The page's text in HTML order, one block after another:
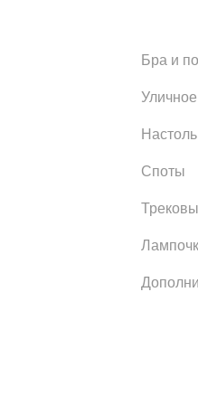
Бра и
Споты